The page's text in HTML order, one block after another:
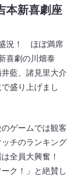
本新喜劇座
盛況！ ほぼ満席
喜劇の川畑泰
藍、諸見里大介
盛り上げまし
ゲームでは観客
チのランキング
は全員大興奮！
ク！」と絶賛し